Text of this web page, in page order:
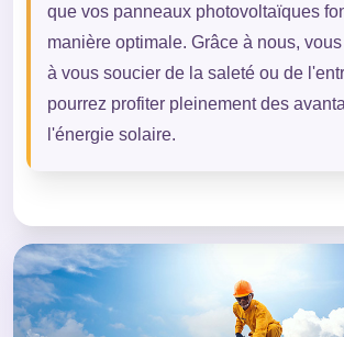
que vos panneaux photovoltaïques
manière optimale. Grâce à nous,
à vous soucier de la saleté ou de
pourrez profiter pleinement des
l'énergie solaire.